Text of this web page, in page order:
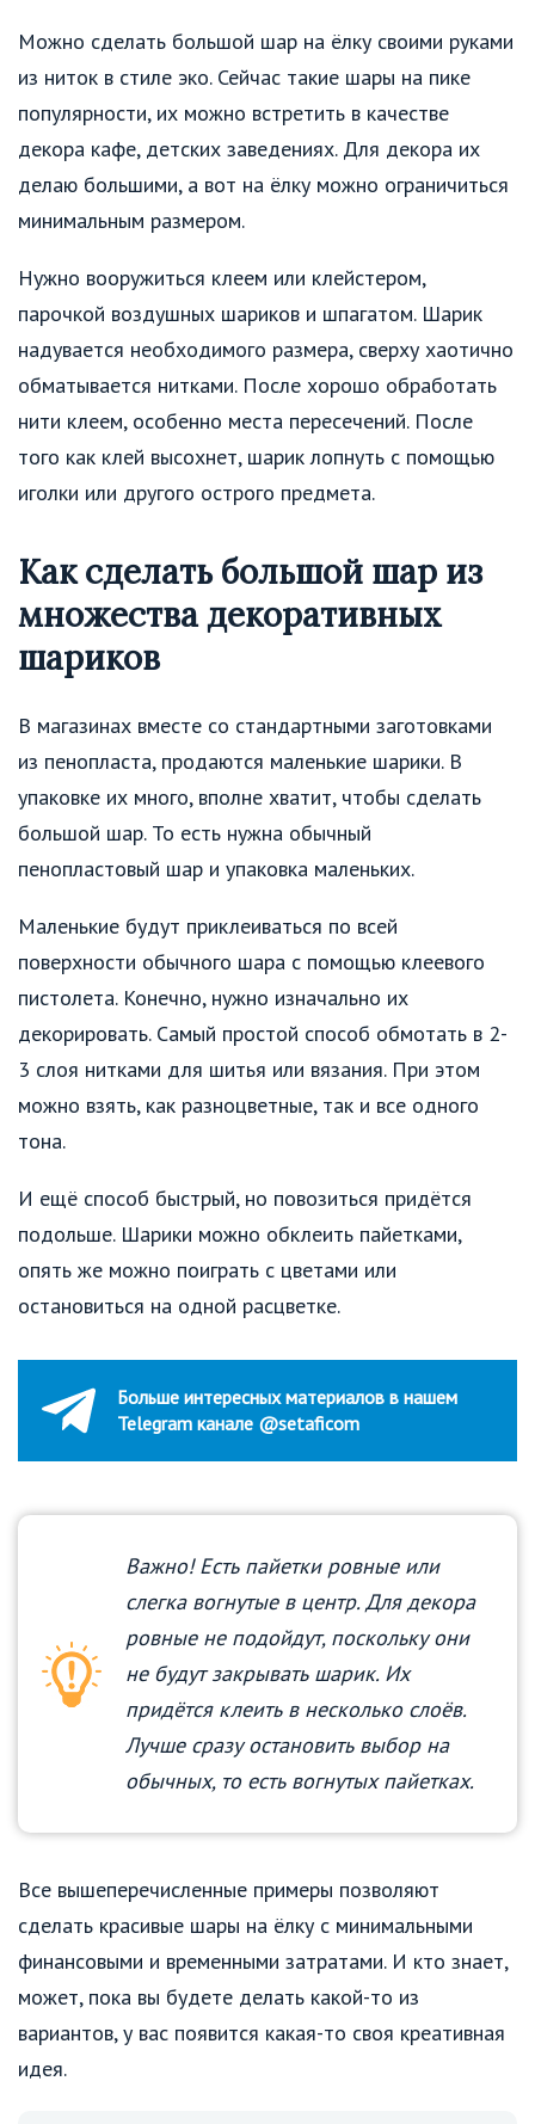
Можно сделать большой шар на ёлку своими руками
из ниток в стиле эко. Сейчас такие шары на пике
популярности, их можно встретить в качестве
декора кафе, детских заведениях. Для декора их
делаю большими, а вот на ёлку можно ограничиться
минимальным размером.
Нужно вооружиться клеем или клейстером,
парочкой воздушных шариков и шпагатом. Шарик
надувается необходимого размера, сверху хаотично
обматывается нитками. После хорошо обработать
нити клеем, особенно места пересечений. После
того как клей высохнет, шарик лопнуть с помощью
иголки или другого острого предмета.
Как сделать большой шар из
множества декоративных
шариков
В магазинах вместе со стандартными заготовками
из пенопласта, продаются маленькие шарики. В
упаковке их много, вполне хватит, чтобы сделать
большой шар. То есть нужна обычный
пенопластовый шар и упаковка маленьких.
Маленькие будут приклеиваться по всей
поверхности обычного шара с помощью клеевого
пистолета. Конечно, нужно изначально их
декорировать. Самый простой способ обмотать в 2-
3 слоя нитками для шитья или вязания. При этом
можно взять, как разноцветные, так и все одного
тона.
И ещё способ быстрый, но повозиться придётся
подольше. Шарики можно обклеить пайетками,
опять же можно поиграть с цветами или
остановиться на одной расцветке.
Больше интересных материалов в нашем
Telegram канале @setaficom
Важно! Есть пайетки ровные или
слегка вогнутые в центр. Для декора
ровные не подойдут, поскольку они
не будут закрывать шарик. Их
придётся клеить в несколько слоёв.
Лучше сразу остановить выбор на
обычных, то есть вогнутых пайетках.
Все вышеперечисленные примеры позволяют
сделать красивые шары на ёлку с минимальными
финансовыми и временными затратами. И кто знает,
может, пока вы будете делать какой-то из
вариантов, у вас появится какая-то своя креативная
идея.